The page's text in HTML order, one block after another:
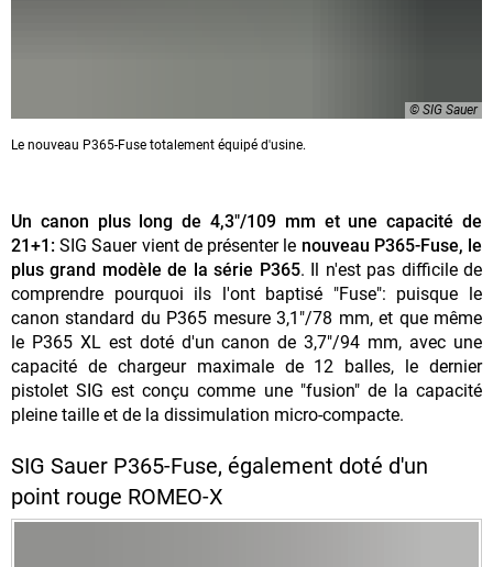
© SIG Sauer
Le nouveau P365-Fuse totalement équipé d'usine.
Un canon plus long de 4,3"/109 mm et une capacité de
21+1:SIG Sauer vient de présenter le nouveau P365-Fuse, le
plus grand modèle de la série P365. Il n'est pas difficile de
comprendre pourquoi ils l'ont baptisé "Fuse": puisque le
canon standard du P365 mesure 3,1"/78 mm, et que même
le P365 XL est doté d'un canon de 3,7"/94 mm, avec une
capacité de chargeur maximale de 12 balles, le dernier
pistolet SIG est conçu comme une "fusion" de la capacité
pleine taille et de la dissimulation micro-compacte.
SIG Sauer P365-Fuse, également doté d'un
point rouge ROMEO-X